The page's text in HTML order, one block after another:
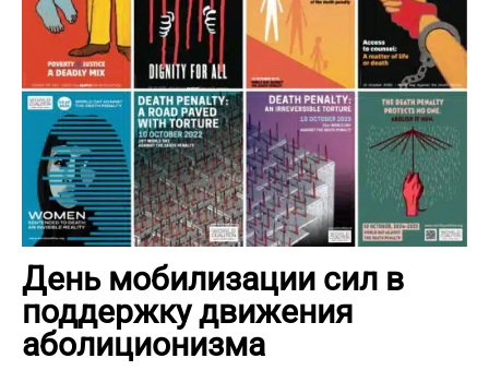
День мобилизации сил в
поддержку движения
аболиционизма